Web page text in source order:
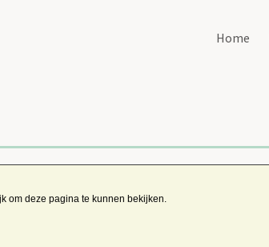
Home
om deze pagina te kunnen bekijken.